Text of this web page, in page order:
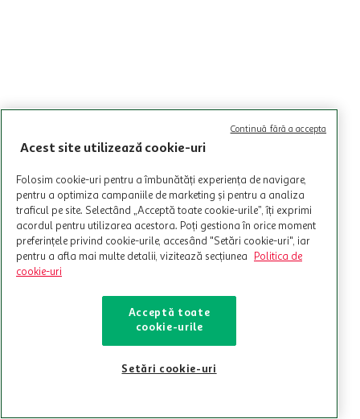
Acest site utilizează cookie-uri
Folosim cookie-uri pentru a îmbunătăți experiența de navigare,
pentru a optimiza campaniile de marketing și pentru a analiza
traficul pe site. Selectând „Acceptă toate cookie-urile”, îți exprimi
acordul pentru utilizarea acestora. Poți gestiona în orice moment
preferințele privind cookie-urile, accesând "Setări cookie-uri", iar
pentru a afla mai multe detalii, vizitează secțiunea
Politica de
cookie-uri
Acceptă toate
cookie-urile
Setări cookie-uri
Continuă fără a accepta